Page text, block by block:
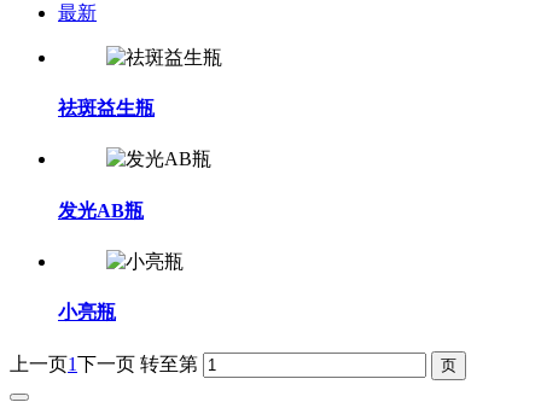
最新
祛斑益生瓶
发光AB瓶
小亮瓶
上一页 1 下一页 转至第